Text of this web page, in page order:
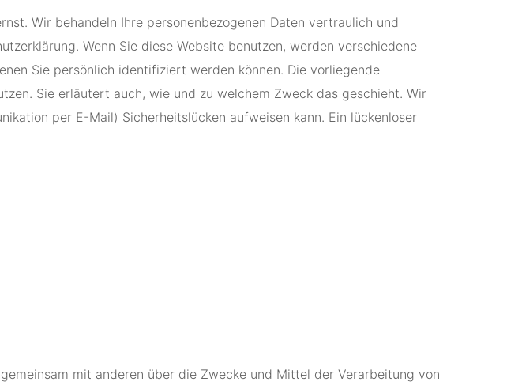
Wir behandeln Ihre personenbezogenen Daten vertraulich und
Wenn Sie diese Website benutzen, werden verschiedene
Sie persönlich identifiziert werden können. Die vorliegende
Sie erläutert auch, wie und zu welchem Zweck das geschieht. Wir
per E-Mail) Sicherheitslücken aufweisen kann. Ein lückenloser
mit anderen über die Zwecke und Mittel der Verarbeitung von